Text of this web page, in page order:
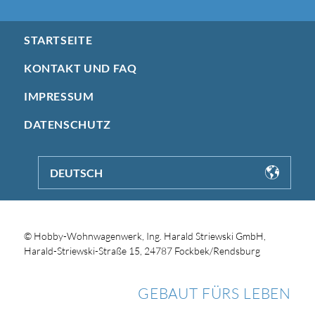
STARTSEITE
KONTAKT UND FAQ
IMPRESSUM
DATENSCHUTZ
DEUTSCH
© Hobby-Wohnwagenwerk, Ing. Harald Striewski GmbH,
Harald-Striewski-Straße 15, 24787 Fockbek/Rendsburg
GEBAUT FÜRS LEBEN